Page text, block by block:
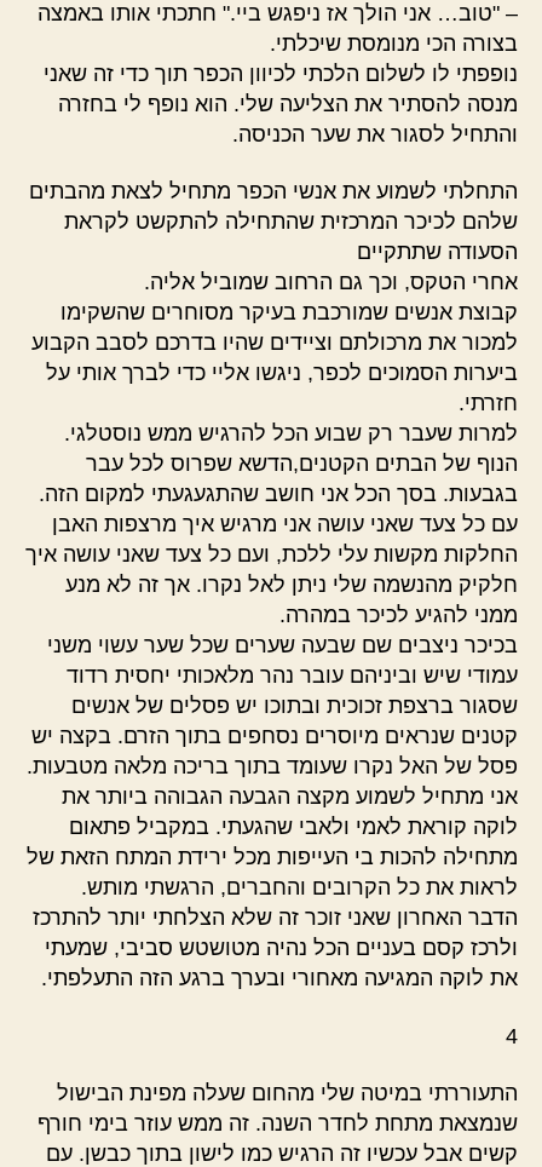
– "טוב… אני הולך אז ניפגש ביי." חתכתי אותו באמצה
בצורה הכי מנומסת שיכלתי.
נופפתי לו לשלום הלכתי לכיוון הכפר תוך כדי זה שאני
מנסה להסתיר את הצליעה שלי. הוא נופף לי בחזרה
והתחיל לסגור את שער הכניסה.
התחלתי לשמוע את אנשי הכפר מתחיל לצאת מהבתים
שלהם לכיכר המרכזית שהתחילה להתקשט לקראת
הסעודה שתתקיים
אחרי הטקס, וכך גם הרחוב שמוביל אליה.
קבוצת אנשים שמורכבת בעיקר מסוחרים שהשקימו
למכור את מרכולתם וציידים שהיו בדרכם לסבב הקבוע
ביערות הסמוכים לכפר, ניגשו אליי כדי לברך אותי על
חזרתי.
למרות שעבר רק שבוע הכל להרגיש ממש נוסטלגי.
הנוף של הבתים הקטנים,הדשא שפרוס לכל עבר
בגבעות. בסך הכל אני חושב שהתגעגעתי למקום הזה.
עם כל צעד שאני עושה אני מרגיש איך מרצפות האבן
החלקות מקשות עלי ללכת, ועם כל צעד שאני עושה איך
חלקיק מהנשמה שלי ניתן לאל נקרו. אך זה לא מנע
ממני להגיע לכיכר במהרה.
בכיכר ניצבים שם שבעה שערים שכל שער עשוי משני
עמודי שיש וביניהם עובר נהר מלאכותי יחסית רדוד
שסגור ברצפת זכוכית ובתוכו יש פסלים של אנשים
קטנים שנראים מיוסרים נסחפים בתוך הזרם. בקצה יש
פסל של האל נקרו שעומד בתוך בריכה מלאה מטבעות.
אני מתחיל לשמוע מקצה הגבעה הגבוהה ביותר את
לוקה קוראת לאמי ולאבי שהגעתי. במקביל פתאום
מתחילה להכות בי העייפות מכל ירידת המתח הזאת של
לראות את כל הקרובים והחברים, הרגשתי מותש.
הדבר האחרון שאני זוכר זה שלא הצלחתי יותר להתרכז
ולרכז קסם בעניים הכל נהיה מטושטש סביבי, שמעתי
‫את לוקה המגיעה מאחורי ובערך ברגע הזה התעלפתי. ‬
4
התעוררתי במיטה שלי מהחום שעלה מפינת הבישול
שנמצאת מתחת לחדר השנה. זה ממש עוזר בימי חורף
קשים אבל עכשיו זה הרגיש כמו לישון בתוך כבשן. עם